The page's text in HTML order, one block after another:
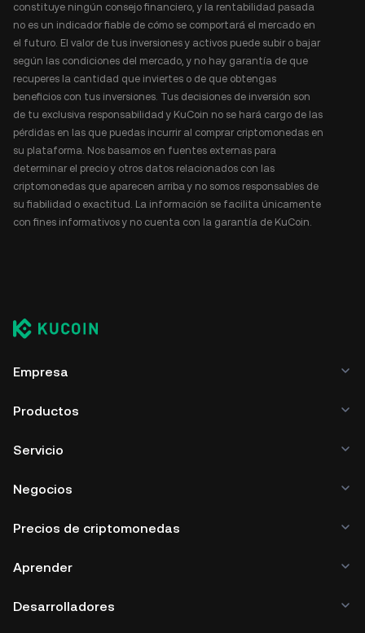
constituye ningún consejo financiero, y la rentabilidad pasada
no es un indicador fiable de cómo se comportará el mercado en
el futuro. El valor de tus inversiones y activos puede subir o bajar
según las condiciones del mercado, y no hay garantía de que
recuperes la cantidad que inviertes o de que obtengas
beneficios con tus inversiones. Tus decisiones de inversión son
de tu exclusiva responsabilidad y KuCoin no se hará cargo de las
pérdidas en las que puedas incurrir al comprar criptomonedas en
su plataforma. Nos basamos en fuentes externas para
determinar el precio y otros datos relacionados con las
criptomonedas que aparecen arriba y no somos responsables de
su fiabilidad o exactitud. La información se facilita únicamente
con fines informativos y no cuenta con la garantía de KuCoin.
Empresa
Productos
Servicio
Negocios
Precios de criptomonedas
Aprender
Desarrolladores